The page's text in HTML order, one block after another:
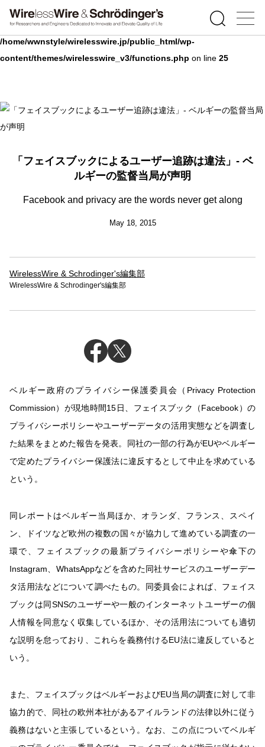
Warning: Undefined array key 0 in
/home/wwnstyle/wirelesswire.jp/public_html/wp-
content/themes/wirelesswire_v3/functions.php on line 25
「フェイスブックによるユーザー追跡は違法」- ベ
ルギーの監督当局が声明
Facebook and privacy are the words never get along
May 18, 2015
WirelessWire & Schrodinger's編集部
WirelessWire & Schrodinger's編集部
ベルギー政府のプライバシー保護委員会（Privacy Protection
Commission）が現地時間15日、フェイスブック（Facebook）の
プライバシーポリシーやユーザーデータの活用実態などを調査し
た結果をまとめた報告を発表。同社の一部の行為がEUやベルギー
で定めたプライバシー保護法に違反するとして中止を求めている
という。
同レポートはベルギー当局ほか、オランダ、フランス、スペイ
ン、ドイツなど欧州の複数の国々が協力して進めている調査の一
環で、フェイスブックの最新プライバシーポリシーや傘下の
Instagram、WhatsAppなどを含めた同社サービスのユーザーデー
タ活用法などについて調べたもの。同委員会によれば、フェイス
ブックは同SNSのユーザーや一般のインターネットユーザーの個
人情報を同意なく収集しているほか、その活用法についても適切
な説明を怠っており、これらを義務付けるEU法に違反していると
いう。
また、フェイスブックはベルギーおよびEU当局の調査に対して非
協力的で、同社の欧州本社があるアイルランドの法律以外に従う
義務はないと主張しているという。なお、この点についてベルギ